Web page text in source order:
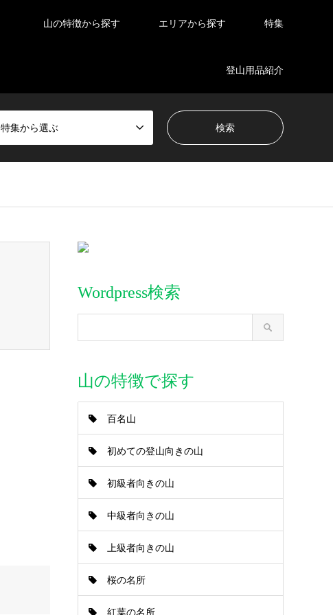
山の特徴から探す エリアから探す 特集
登山用品紹介
特集から選ぶ
Wordpress検索
山の特徴で探す
百名山
初めての登山向きの山
初級者向きの山
中級者向きの山
上級者向きの山
桜の名所
紅葉の名所